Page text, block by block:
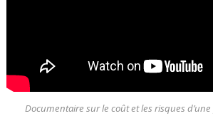
Documentaire sur le coût et les risques